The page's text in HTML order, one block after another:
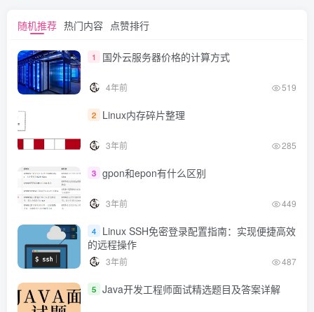
随机推荐 热门内容 点赞排行
1 国外云服务器价格的计算方式
4年前 519
2 Linux内存碎片整理
3年前 285
3 gpon和epon有什么区别
3年前 449
4
Linux SSH免密登录配置指南：实现便捷高效
的远程操作
3年前 487
5 Java开发工程师面试精选题目及答案详解